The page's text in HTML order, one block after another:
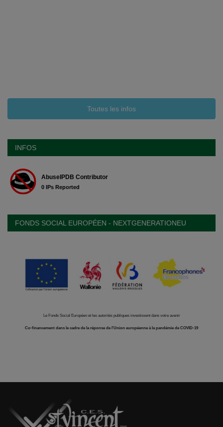
Toutes les infos
INFOS
FONDS SOCIAL EUROPÉEN - NEXTGENERATIONEU
Le Fonds Social Européen et les autorités publiques investissent dans votre avenir
Co-financement dans le cadre de la réponse de l'Union européenne à la pandémie de COVID-19